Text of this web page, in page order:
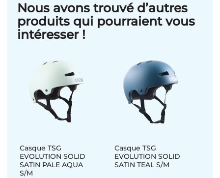
Nous avons trouvé d’autres
produits qui pourraient vous
intéresser !
Casque TSG
EVOLUTION SOLID
SATIN PALE AQUA
S/M
Casque TSG
EVOLUTION SOLID
SATIN TEAL S/M